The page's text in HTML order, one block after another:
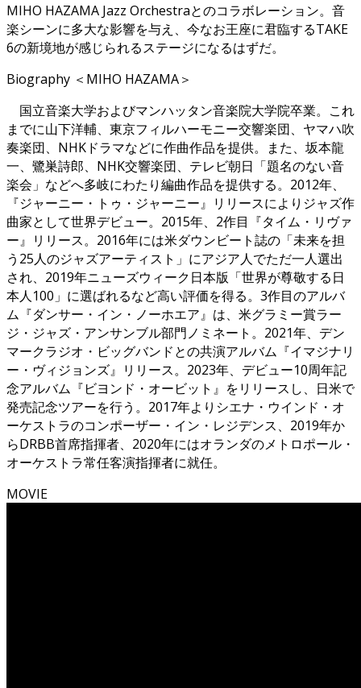
MIHO HAZAMA Jazz Orchestraとのコラボレーション。音
楽シーンに多大な影響を与え、今なお王座に君臨するTAKE
6の新境地が感じられるステージになるはずだ。
Biography ＜MIHO HAZAMA＞
国立音楽大学およびマンハッタン音楽院大学院卒業。これ
までに山下洋輔、東京フィルハーモニー交響楽団、ヤマハ吹
奏楽団、NHKドラマなどに作曲作品を提供。また、坂本龍
一、鷺巣詩郎、NHK交響楽団、テレビ朝日「題名のない音
楽会」などへ多岐にわたり編曲作品を提供する。2012年、
『ジャーニー・トゥ・ジャーニー』リリースによりジャズ作
曲家として世界デビュー。2015年、2作目『タイム・リヴァ
ー』リリース。2016年には米ダウンビート誌の「未来を担
う25人のジャズアーティスト」にアジア人でただ一人選出
され、2019年ニューズウィーク日本版「世界が尊敬する日
本人100」に選ばれるなど高い評価を得る。3作目のアルバ
ム『ダンサー・イン・ノーホエア』は、米グラミー賞ラー
ジ・ジャズ・アンサンブル部門ノミネート。2021年、デン
マークラジオ・ビッグバンドとの共演アルバム『イマジナリ
ー・ヴィジョンズ』リリース。2023年、デビュー10周年記
念アルバム『ビヨンド・オービット』をリリースし、日米で
発売記念ツアーを行う。2017年よりシエナ・ウインド・オ
ーケストラのコンポーザー・イン・レジデンス、2019年か
らDRBB首席指揮者、2020年にはオランダのメトロポール・
オーケストラ常任客演指揮者に就任。
MOVIE